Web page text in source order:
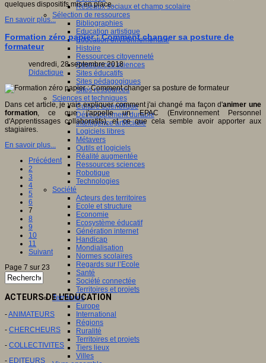
Réseaux sociaux et champ scolaire
Sélection de ressources
Bibliographies
Education artistique
Education environnementale
Histoire
Ressources citoyenneté
Ressources sciences
Sites éducatifs
Sites pédagogiques
Sites ressources
Sciences et techniques
Culture scientifique
Développement durable
Intelligence artificielle
Logiciels libres
Métavers
Outils et logiciels
Réalité augmentée
Ressources sciences
Robotique
Technologies
Société
Acteurs des territoires
Ecole et structure
Economie
Ecosystème éducatif
Génération internet
Handicap
Mondialisation
Normes scolaires
Regards sur l’Ecole
Santé
Société connectée
Territoires et projets
Territoires
Europe
International
Régions
Ruralité
Territoires et projets
Tiers lieux
Villes
quelques dispositifs mis en place.
En savoir plus...
Formation zéro papier : Comment changer sa posture de
formateur
vendredi, 28 septembre 2018
Didactique
Dans cet article, je vais expliquer comment j'ai changé ma façon d'animer une
formation , ce que j'appelle un EPAC (Environnement Personnel
d'Apprentissages collaboratifs), et ce que cela semble avoir apporter aux
stagiaires.
En savoir plus...
Précédent
2
3
4
5
6
7
8
9
10
11
Suivant
Page 7 sur 23
ACTEURS DE L'EDUCATION
-ANIMATEURS
- CHERCHEURS
- COLLECTIVITES
- EDITEURS